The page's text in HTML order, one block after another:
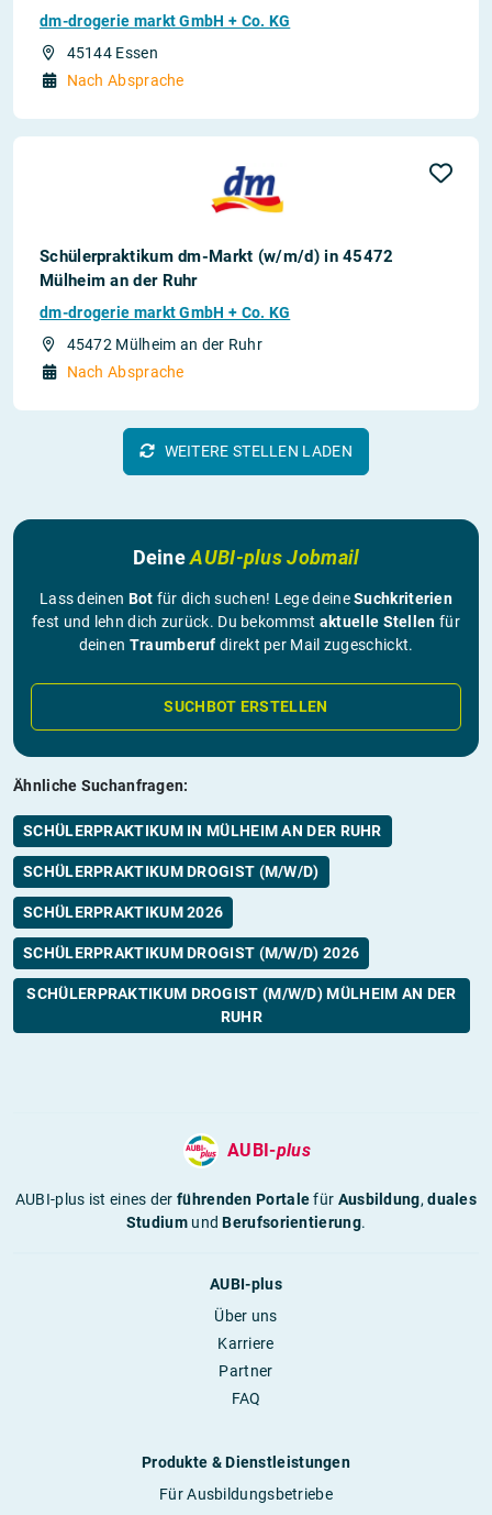
dm-drogerie markt GmbH + Co. KG
45144 Essen
Nach Absprache
Schülerpraktikum dm-Markt (w/m/d) in 45472
Mülheim an der Ruhr
dm-drogerie markt GmbH + Co. KG
45472 Mülheim an der Ruhr
Nach Absprache
WEITERE STELLEN LADEN
DeineAUBI-plus Jobmail
Lass deinen Bot für dich suchen! Lege deineSuchkriterien
fest und lehn dich zurück. Du bekommst aktuelle Stellen für
deinen Traumberuf direkt per Mail zugeschickt.
SUCHBOT ERSTELLEN
Ähnliche Suchanfragen:
SCHÜLERPRAKTIKUM IN MÜLHEIM AN DER RUHR
SCHÜLERPRAKTIKUM DROGIST (M/W/D)
SCHÜLERPRAKTIKUM 2026
SCHÜLERPRAKTIKUM DROGIST (M/W/D) 2026
SCHÜLERPRAKTIKUM DROGIST (M/W/D) MÜLHEIM AN DER
RUHR
AUBI-plus
AUBI-plus ist eines derführenden Portalefür Ausbildung,duales
StudiumundBerufsorientierung.
AUBI-plus
Über uns
Karriere
Partner
FAQ
Produkte & Dienstleistungen
Für Ausbildungsbetriebe